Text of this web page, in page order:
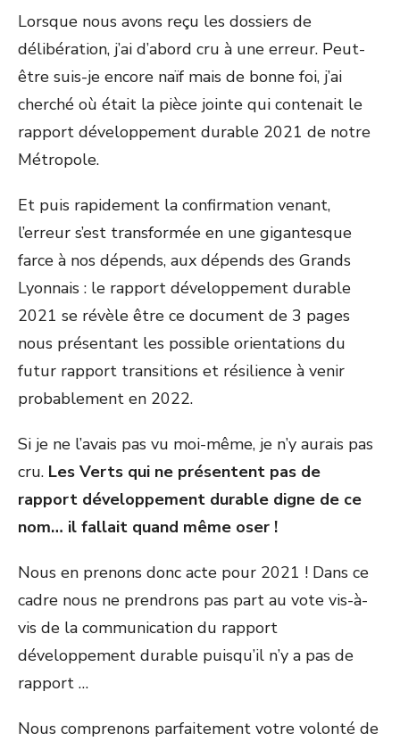
Lorsque nous avons reçu les dossiers de
délibération, j’ai d’abord cru à une erreur. Peut-
être suis-je encore naïf mais de bonne foi, j’ai
cherché où était la pièce jointe qui contenait le
rapport développement durable 2021 de notre
Métropole.
Et puis rapidement la confirmation venant,
l’erreur s’est transformée en une gigantesque
farce à nos dépends, aux dépends des Grands
Lyonnais : le rapport développement durable
2021 se révèle être ce document de 3 pages
nous présentant les possible orientations du
futur rapport transitions et résilience à venir
probablement en 2022.
Si je ne l’avais pas vu moi-même, je n’y aurais pas
cru. Les Verts qui ne présentent pas de
rapport développement durable digne de ce
nom… il fallait quand même oser !
Nous en prenons donc acte pour 2021 ! Dans ce
cadre nous ne prendrons pas part au vote vis-à-
vis de la communication du rapport
développement durable puisqu’il n’y a pas de
rapport …
Nous comprenons parfaitement votre volonté de